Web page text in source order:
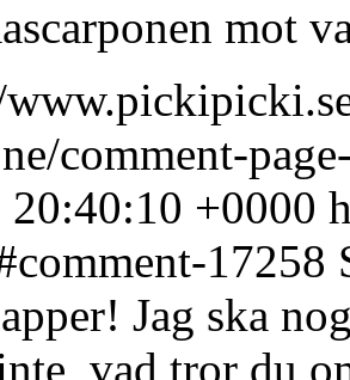
mot
comment-
20:40:10 +0000
17258
Jag ska
vad tror du